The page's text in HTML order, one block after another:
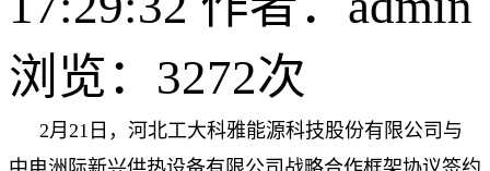
浏览： 3272次
2月21日，河北工大科雅能源科技股份有限公司与